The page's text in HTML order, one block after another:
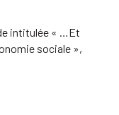
intitulée « …Et
sociale »,